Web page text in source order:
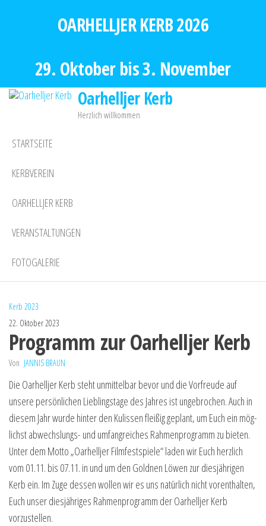
OARHELLJER KERB 2026
29. Oktober bis 3. November
Oarhelljer Kerb
Herzlich willkommen
STARTSEITE
KERBVEREIN
OARHELLJER KERB
VERANSTALTUNGEN
FOTOGALERIE
Kerb 2023
22. Oktober 2023
Programm zur Oarhelljer Kerb
Von JANNIS BRAUN
Die Oar­hell­jer Kerb steht unmit­tel­bar bevor und die Vor­freu­de auf
unse­re per­sön­li­chen Lieb­lings­ta­ge des Jah­res ist unge­bro­chen. Auch in
die­sem Jahr wur­de hin­ter den Kulis­sen flei­ßig geplant, um Euch ein mög­
lichst abwechs­lungs- und umfang­rei­ches Rah­men­pro­gramm zu bie­ten.
Unter dem Mot­to „Oar­hell­jer Film­fest­spie­le“ laden wir Euch herz­lich
vom 01.11. bis 07.11. in und um den Gold­nen Löwen zur dies­jäh­ri­gen
Kerb ein. Im Zuge des­sen wol­len wir es uns natür­lich nicht vor­ent­hal­ten,
Euch unser dies­jäh­ri­ges Rah­men­pro­gramm der Oar­hell­jer Kerb
vorzustellen.